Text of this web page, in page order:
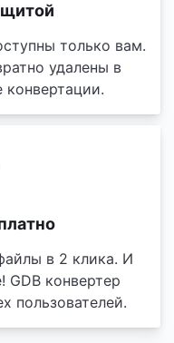
только вам.
удалены в
конвертации.
в 2 клика. И
GDB конвертер
пользователей.